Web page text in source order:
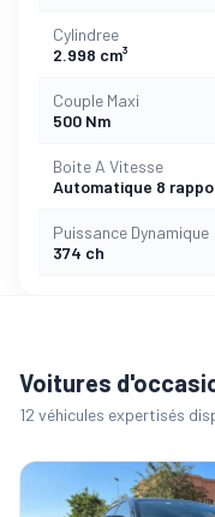
Cylindree
2.998 cm³
Couple Maxi
500 Nm
Boite A Vitesse
Automatique 8
Puissance Dynamique
374 ch
Voitures
12 véhicules expertisés